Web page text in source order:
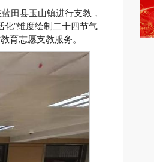
田县玉山镇进行支教，
”维度绘制二十四节气
育志愿支教服务。